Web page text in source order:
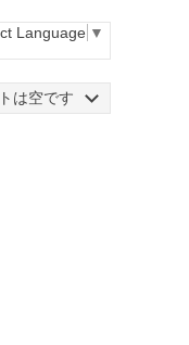
Language ▼
は空です